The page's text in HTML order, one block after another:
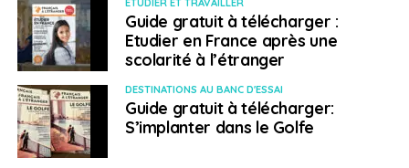
de Français et Françaises se posent et si vous allez sur
les réseaux sociaux, sur dix réponses, la moitié peuvent
éventuellement pousser ces Français à se tromper
voire même à commettre des illégalités » s’inquiète
Stéphane Vojetta. Cette problématique est d’ailleurs
devenue une des raisons principales de son
engagement pour les élections consulaires de 2021 : «
Une partie de notre programme n’est pas qu’une
Guide gratuit à télécharger :
Etudier en France après une
scolarité à l’étranger
DESTINATIONS AU BANC D'ESSAI
Guide gratuit à télécharger:
S’implanter dans le Golfe